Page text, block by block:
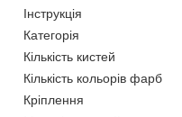
Інструкція
Категорія
Кількість кистей
Кількість кольорів фарб
Кріплення